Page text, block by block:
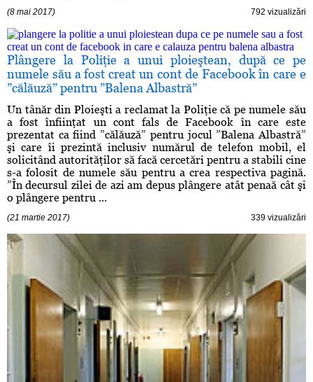
(8 mai 2017) 792 vizualizări
Plângere la Poliţie a unui ploieştean, după ce pe
numele său a fost creat un cont de Facebook în care e
”călăuză” pentru ”Balena Albastră”
Un tânăr din Ploieşti a reclamat la Poliţie că pe numele său
a fost înfiinţat un cont fals de Facebook în care este
prezentat ca fiind ”călăuză” pentru jocul ”Balena Albastră”
şi care îi prezintă inclusiv numărul de telefon mobil, el
solicitând autorităţilor să facă cercetări pentru a stabili cine
s-a folosit de numele său pentru a crea respectiva pagină.
”În decursul zilei de azi am depus plângere atât penaă cât şi
o plângere pentru ...
(21 martie 2017) 339 vizualizări